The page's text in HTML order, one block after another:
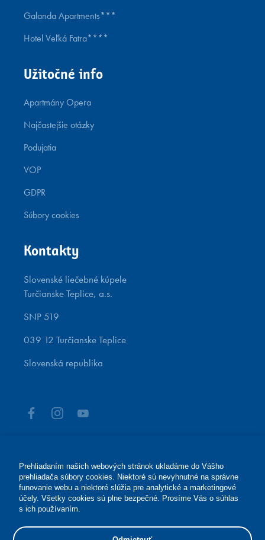
Galanda Apartments***
Hotel Veľká Fatra****
Užitočné info
Apartmány Opera
Najčastejšie otázky
Podujatia
VOP
GDPR
Súbory cookies
Kontakty
Slovenské liečebné kúpele
Turčianske Teplice, a.s.
SNP 519
039 12 Turčianske Teplice
Slovenská republika
Rezervácie pobytov
+421 43 4913 000
rezervacie@modernekupele.sk
Prehliadaním našich webových stránok ukladáme do Vášho
prehliadača súbory cookies. Niektoré sú nevyhnutné na správne
funovanie webu a niektoré slúžia pre analytické a marketingové
účely. Všetky cookies sú plne bezpečné. Prosíme Vás o súhlas
s ich používaním.